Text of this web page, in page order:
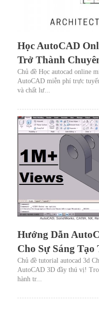
Học AutoCAD
Trở Thành
Chủ đề Học autocad online
AutoCAD miễn phí trực
và chất lư...
Hướng Dẫn
Cho Sự Sáng
Chủ đề tutorial autocad 3d
AutoCAD 3D đầy thú vị!
hành tr...